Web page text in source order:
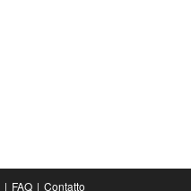
FAQ Contatto